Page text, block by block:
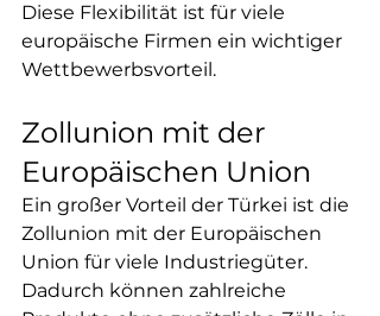
Diese Flexibilität ist für viele
europäische Firmen ein wichtiger
Wettbewerbsvorteil.
Zollunion mit der
Europäischen Union
Ein großer Vorteil der Türkei ist die
Zollunion mit der Europäischen
Union für viele Industriegüter.
Dadurch können zahlreiche